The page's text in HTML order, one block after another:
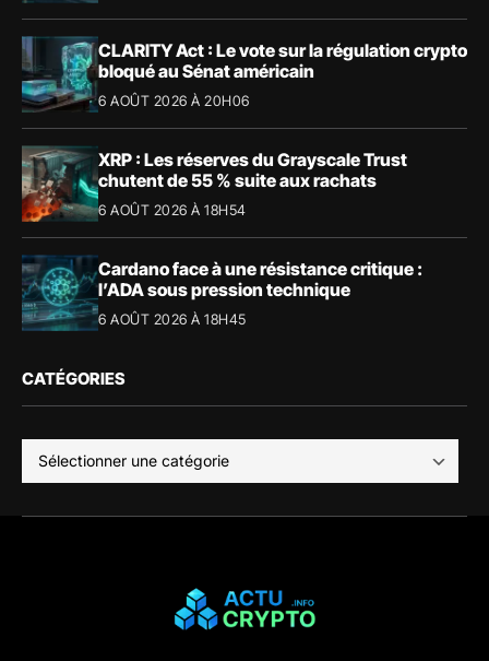
CLARITY Act : Le vote sur la régulation crypto
bloqué au Sénat américain
6 AOÛT 2026 À 20H06
XRP : Les réserves du Grayscale Trust
chutent de 55 % suite aux rachats
6 AOÛT 2026 À 18H54
Cardano face à une résistance critique :
l’ADA sous pression technique
6 AOÛT 2026 À 18H45
CATÉGORIES